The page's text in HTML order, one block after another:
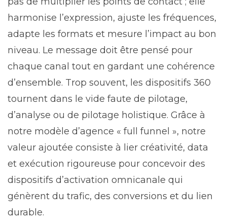
harmonise l’expression, ajuste les fréquences,
adapte les formats et mesure l’impact au bon
niveau. Le message doit être pensé pour
chaque canal tout en gardant une cohérence
d’ensemble. Trop souvent, les dispositifs 360
tournent dans le vide faute de pilotage,
d’analyse ou de pilotage holistique. Grâce à
notre modèle d’agence « full funnel », notre
valeur ajoutée consiste à lier créativité, data
et exécution rigoureuse pour concevoir des
dispositifs d’activation omnicanale qui
génèrent du trafic, des conversions et du lien
durable.